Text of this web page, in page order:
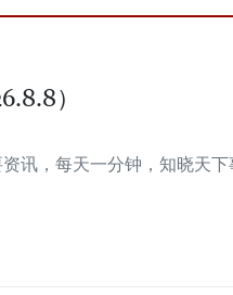
）
讯，每天一分钟，知晓天下